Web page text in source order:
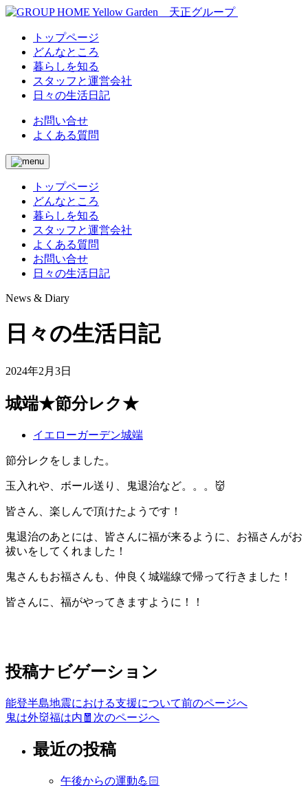
トップページ
どんなところ
暮らしを知る
スタッフと運営会社
日々の生活日記
お問い合せ
よくある質問
トップページ
どんなところ
暮らしを知る
スタッフと運営会社
よくある質問
お問い合せ
日々の生活日記
News & Diary
日々の生活日記
2024年2月3日
城端★節分レク★
イエローガーデン城端
節分レクをしました。
玉入れや、ボール送り、鬼退治など。。。👹
皆さん、楽しんで頂けたようです！
鬼退治のあとには、皆さんに福が来るように、お福さんがお
祓いをしてくれました！
鬼さんもお福さんも、仲良く城端線で帰って行きました！
皆さんに、福がやってきますように！！
投稿ナビゲーション
能登半島地震における支援について前のページへ
鬼は外👹福は内🧧 次のページへ
最近の投稿
午後からの運動💪🏻